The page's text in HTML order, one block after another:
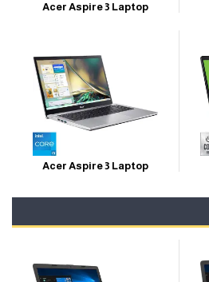
Acer Aspire 3 Laptop
Acer Aspire 3 Laptop